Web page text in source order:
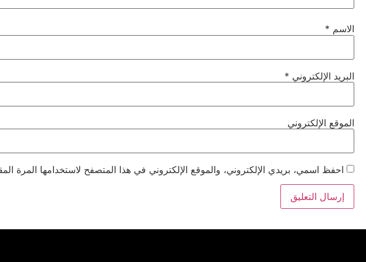
الاسم *
البريد الإلكتروني *
الموقع الإلكتروني
احفظ اسمي، بريدي الإلكتروني، والموقع الإلكتروني في هذا المتصفح لاستخدامها المرة